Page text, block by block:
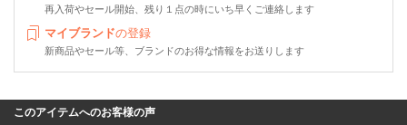
再入荷やセール開始、残り１点の時にいち早くご連絡します
マイブランドの登録
新商品やセール等、ブランドのお得な情報をお送りします
このアイテムへのお客様の声